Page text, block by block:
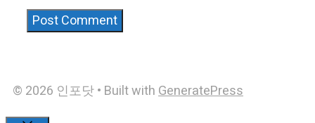
© 2026 인포닷• Built withGeneratePress